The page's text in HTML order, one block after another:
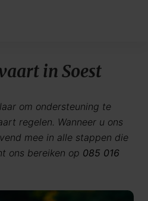
in Soest
om ondersteuning te
regelen. Wanneer u ons
mee in alle stappen die
ons bereiken op 085 016